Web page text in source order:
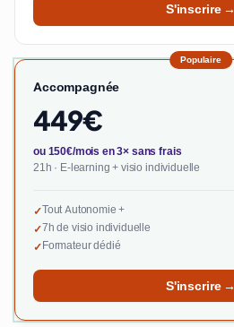
S'inscrire →
Populaire
Accompagnée
449€
ou 150€/mois en 3× sans frais
21h · E-learning + visio individuelle
✓Tout Autonomie +
✓7h de visio individuelle
✓Formateur dédié
S'inscrire →